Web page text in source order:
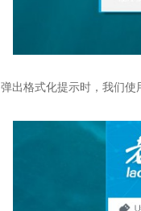
弹出格式化提示时，我们使